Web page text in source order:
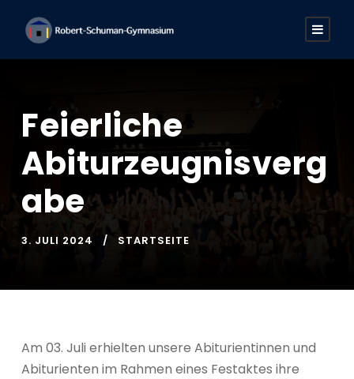
Feierliche
Abiturzeugnisverg
abe
3. JULI 2024 STARTSEITE
Am 03. Juli erhielten unsere Abiturientinnen und
Abiturienten im Rahmen eines Festaktes ihre